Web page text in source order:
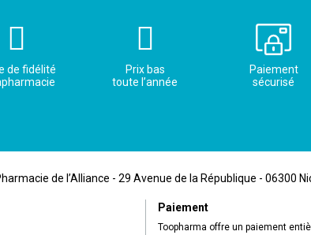
de fidélité
Prix bas
toute l’année
Paiement
sécurisé
de l’Alliance - 29 Avenue de la République - 06300
Paiement
Toopharma offre un paiement